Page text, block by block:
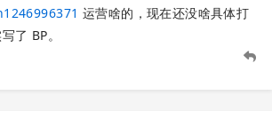
运营啥的，现在还没啥具体打
了 BP。